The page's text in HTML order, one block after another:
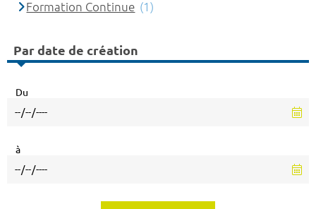
Formation Continue (1)
Par date de création
Du
à